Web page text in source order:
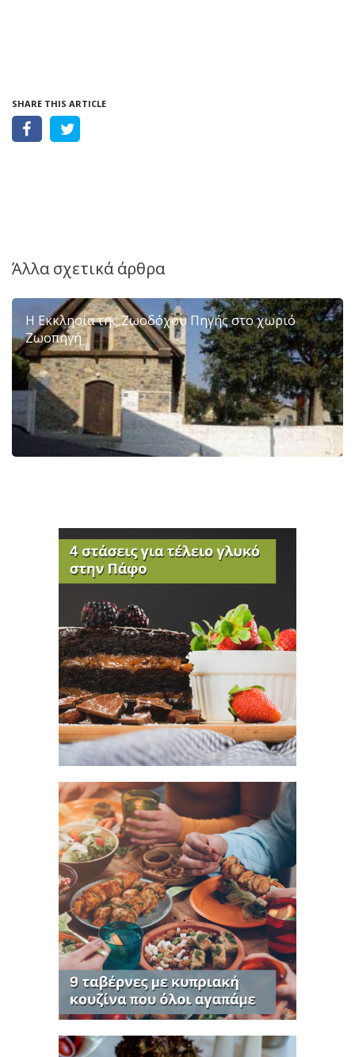
SHARE THIS ARTICLE
Άλλα σχετικά άρθρα
Η Εκκλησία της Ζωοδόχου Πηγής στο χωριό
Ζωοπηγή